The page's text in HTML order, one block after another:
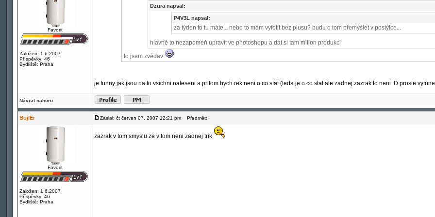
Favorit
Založen: 1.6.2007
Příspěvky: 46
Bydliště: Praha
Dzura napsal:
P4V3L napsal:
za týden to tu máte... nebo to mám vyfotit bez plusu? budu o tom přemýšlet v postýlce...
hlavně to nezapomeň upravit ve photoshopu a dát si tam milion produkci
to jsem zvědav
je funny jak jsou na to vsichni nateseni a pritom bych rek neni o co stat (teda je o co stat ale zadnej zazrak to neni :D proste
Návrat nahoru
BojlEr Zaslal: čt červen 07, 2007 12:21 pm Předmět:
Favorit
Založen: 1.6.2007
Příspěvky: 46
Bydliště: Praha
zazrak v tom smyslu ze v tom neni zadnej trik